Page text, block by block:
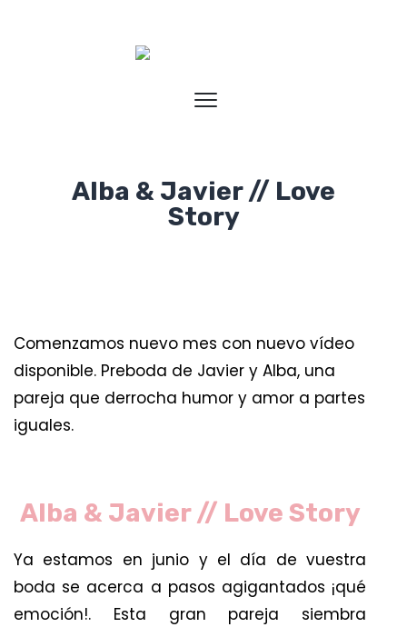
Alba & Javier // Love
Story
Comenzamos nuevo mes con nuevo vídeo
disponible. Preboda de Javier y Alba, una
pareja que derrocha humor y amor a partes
iguales.
Alba & Javier // Love Story
Ya estamos en junio y el día de vuestra
boda se acerca a pasos agigantados ¡qué
emoción!. Esta gran pareja siembra